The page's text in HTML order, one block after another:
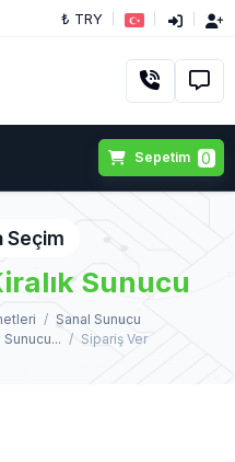
₺ TRY
Sepetim 0
Sunucu
Seçim
Sanal Sunucu
Sipariş Ver